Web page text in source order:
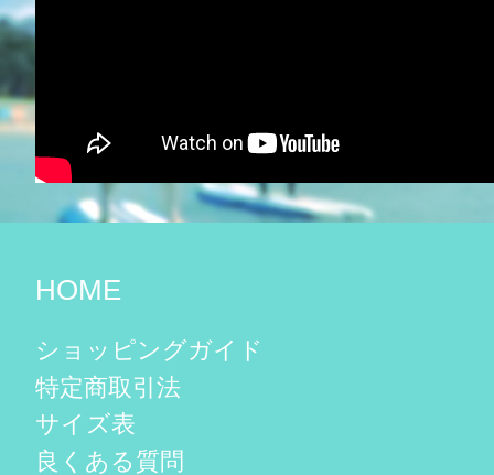
HOME
ショッピングガイド
特定商取引法
サイズ表
良くある質問